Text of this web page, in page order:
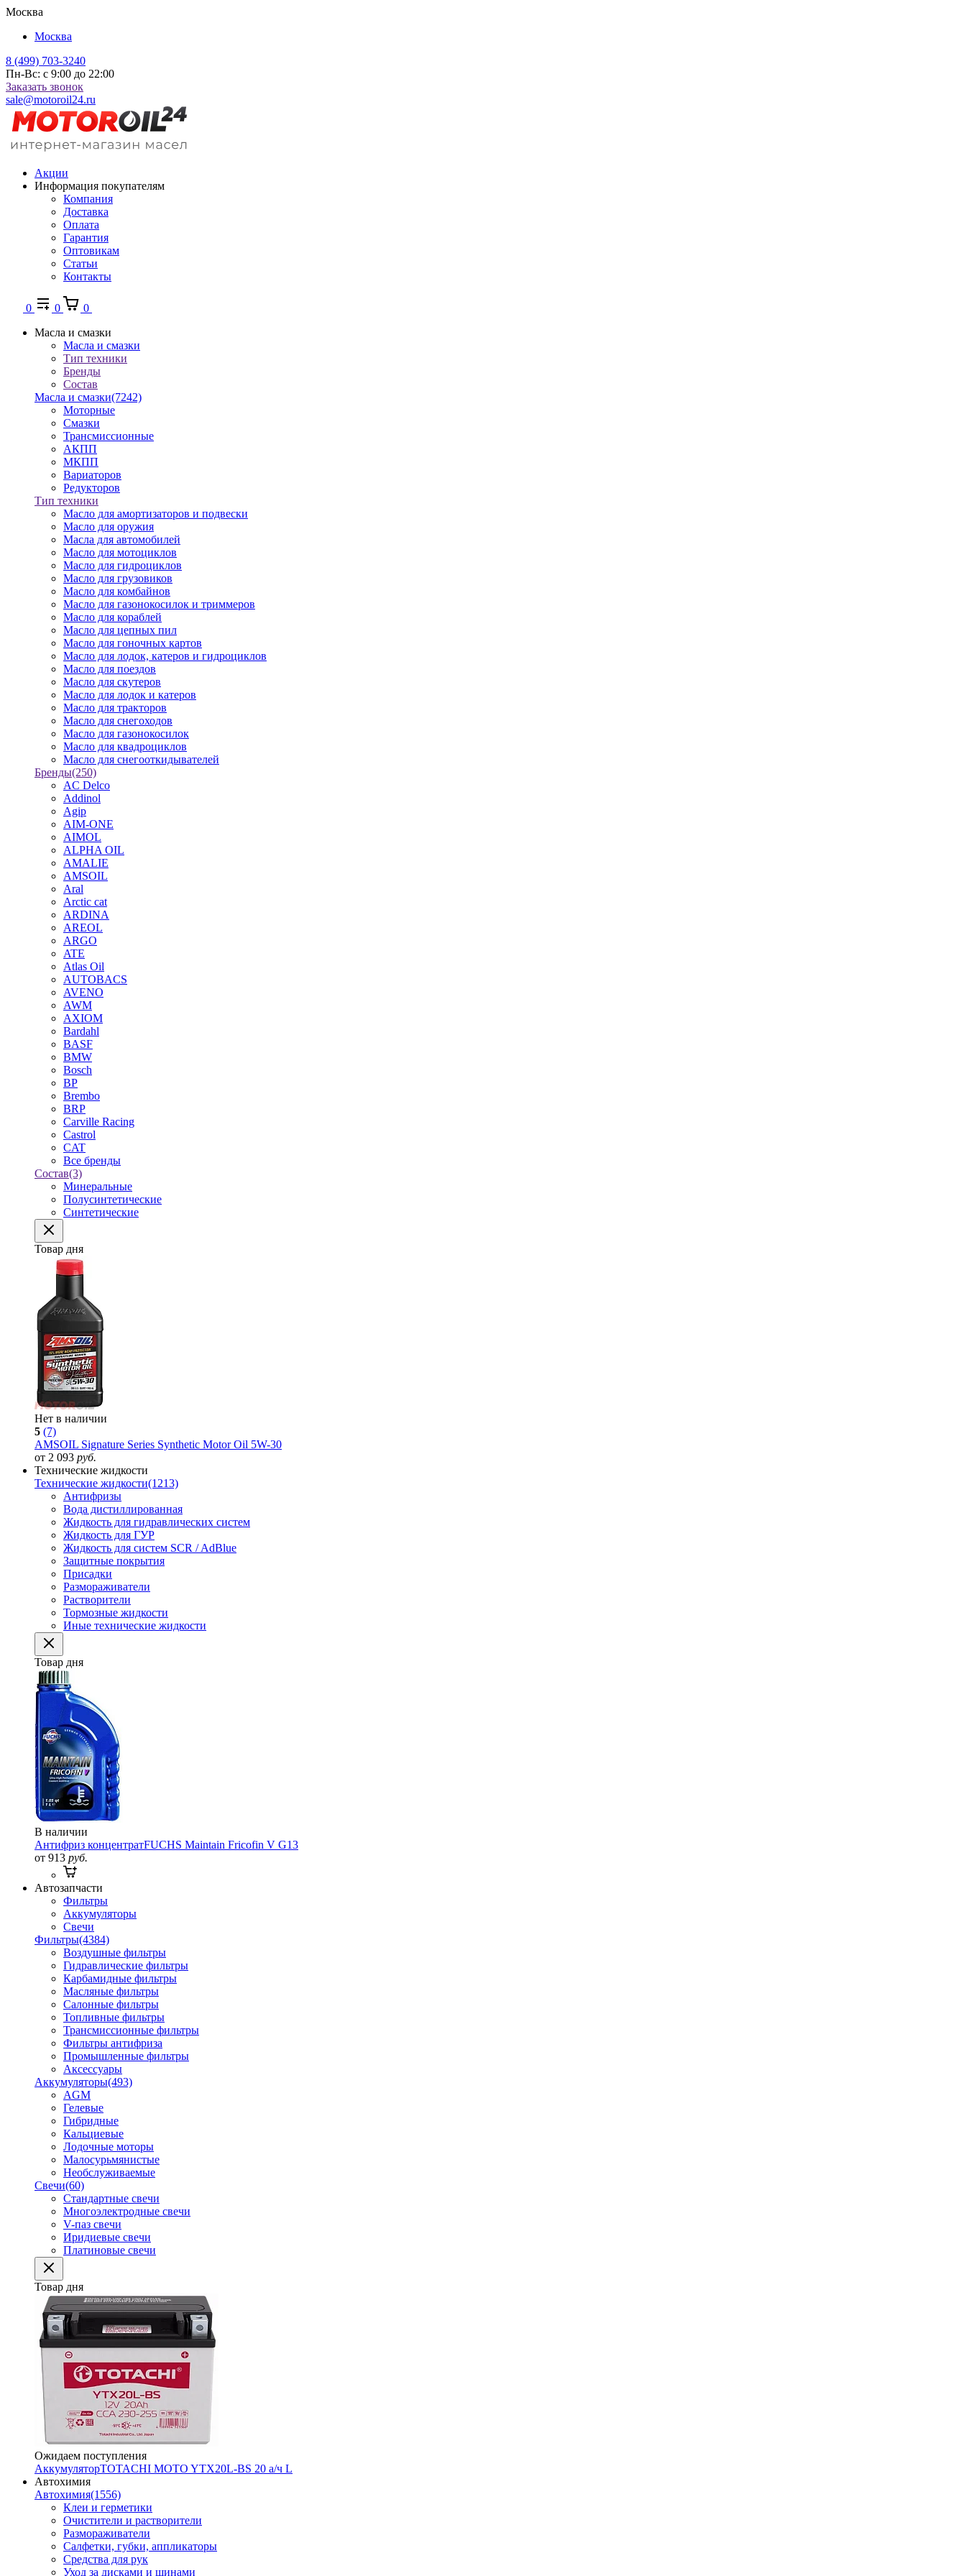
Москва
Москва
8 (499) 703-3240
Пн-Вс: с 9:00 до 22:00
Заказать звонок
sale@motoroil24.ru
Акции
Информация покупателям
Компания
Доставка
Оплата
Гарантия
Оптовикам
Статьи
Контакты
0 0
0
Масла и смазки
Масла и смазки
Тип техники
Бренды
Состав
Масла и смазки(7242)
Моторные
Смазки
Трансмиссионные
АКПП
МКПП
Вариаторов
Редукторов
Тип техники
Масло для амортизаторов и подвески
Масло для оружия
Масла для автомобилей
Масло для мотоциклов
Масло для гидроциклов
Масло для грузовиков
Масло для комбайнов
Масло для газонокосилок и триммеров
Масло для кораблей
Масло для цепных пил
Масло для гоночных картов
Масло для лодок, катеров и гидроциклов
Масло для поездов
Масло для скутеров
Масло для лодок и катеров
Масло для тракторов
Масло для снегоходов
Масло для газонокосилок
Масло для квадроциклов
Масло для снегооткидывателей
Бренды(250)
AC Delco
Addinol
Agip
AIM-ONE
AIMOL
ALPHA OIL
AMALIE
AMSOIL
Aral
Arctic cat
ARDINA
AREOL
ARGO
ATE
Atlas Oil
AUTOBACS
AVENO
AWM
AXIOM
Bardahl
BASF
BMW
Bosch
BP
Brembo
BRP
Carville Racing
Castrol
CAT
Все бренды
Состав(3)
Минеральные
Полусинтетические
Синтетические
Товар дня
Нет в наличии
5 (7)
AMSOIL Signature Series Synthetic Motor Oil 5W-30
от 2 093 руб.
Технические жидкости
Технические жидкости(1213)
Антифризы
Вода дистиллированная
Жидкость для гидравлических систем
Жидкость для ГУР
Жидкость для систем SCR / AdBlue
Защитные покрытия
Присадки
Размораживатели
Растворители
Тормозные жидкости
Иные технические жидкости
Товар дня
В наличии
Антифриз концентратFUCHS Maintain Fricofin V G13
от 913 руб.
Автозапчасти
Фильтры
Аккумуляторы
Свечи
Фильтры(4384)
Воздушные фильтры
Гидравлические фильтры
Карбамидные фильтры
Масляные фильтры
Салонные фильтры
Топливные фильтры
Трансмиссионные фильтры
Фильтры антифриза
Промышленные фильтры
Аксессуары
Аккумуляторы(493)
AGM
Гелевые
Гибридные
Кальциевые
Лодочные моторы
Малосурьмянистые
Необслуживаемые
Свечи(60)
Стандартные свечи
Многоэлектродные свечи
V-паз свечи
Иридиевые свечи
Платиновые свечи
Товар дня
Ожидаем поступления
АккумуляторTOTACHI MOTO YTX20L-BS 20 а/ч L
Автохимия
Автохимия(1556)
Клеи и герметики
Очистители и растворители
Размораживатели
Салфетки, губки, аппликаторы
Средства для рук
Уход за дисками и шинами